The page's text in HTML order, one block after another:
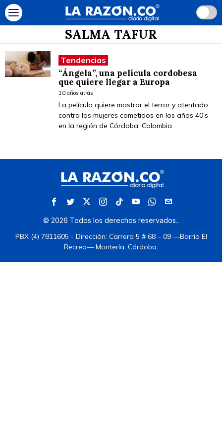
SALMA TAFUR
Tendencias
“Ángela”, una película cordobesa
que quiere llegar a Europa
10 años atrás
La película quiere mostrar el terror y atentado
contra las mujeres cometidos en los años 40’s
en la región de Córdoba, Colombia
© 2026 Todos los derechos reservados..
PBX (4) 7811605 - Dirección: Carrera 5 # 68 – 09 —Barrio El
Recreo— Montería, Córdoba.